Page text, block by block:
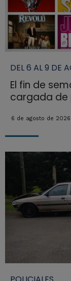
DEL 6 AL 9 DE
El fin de
cargada de
6 de agosto de 2026